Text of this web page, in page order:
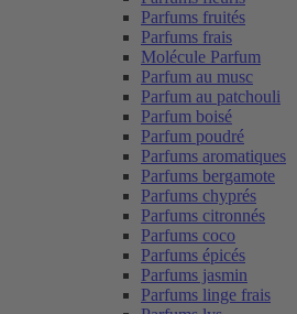
Parfums fruités
Parfums frais
Molécule Parfum
Parfum au musc
Parfum au patchouli
Parfum boisé
Parfum poudré
Parfums aromatiques
Parfums bergamote
Parfums chyprés
Parfums citronnés
Parfums coco
Parfums épicés
Parfums jasmin
Parfums linge frais